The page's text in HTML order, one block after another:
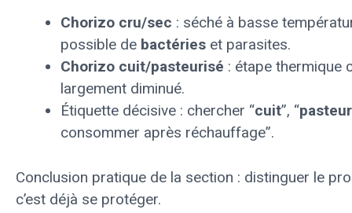
Chorizo cru/sec : séché à basse
possible de bactéries et parasites.
Chorizo cuit/pasteurisé : étape thermique
largement diminué.
Étiquette décisive : chercher “cuit”, “
consommer après réchauffage”.
Conclusion pratique de la section : distinguer le
c’est déjà se protéger.